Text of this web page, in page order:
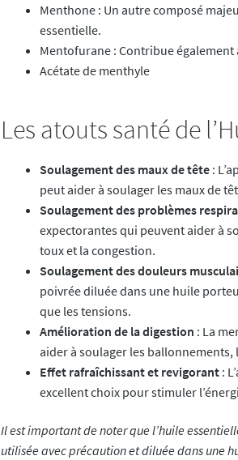
Menthone : Un autre composé
essentielle.
Mentofurane : Contribue également
Acétate de menthyle
Les atouts santé de
Soulagement des maux de tête:
peut aider à soulager les maux de
Soulagement des problèmes
expectorantes qui peuvent aider à
toux et la congestion.
Soulagement des douleurs
poivrée diluée dans une huile
que les tensions.
Amélioration de la digestion : La
aider à soulager les
Effet rafraîchissant et revigorant:
excellent choix pour stimuler
Il est important de noter que l’huile
utilisée avec précaution et diluée dans une